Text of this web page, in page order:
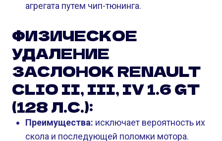
агрегата путем чип-тюнинга.
ФИЗИЧЕСКОЕ
УДАЛЕНИЕ
ЗАСЛОНОК RENAULT
CLIO II, III, IV 1.6 GT
(128 Л.С.):
Преимущества: исключает вероятность их
скола и последующей поломки мотора.